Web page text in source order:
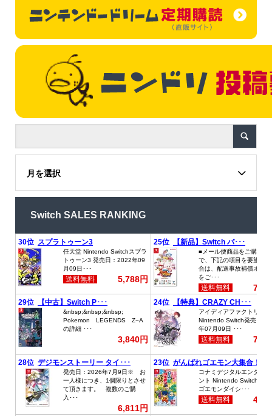
月を選択
Switch SALES RANKING